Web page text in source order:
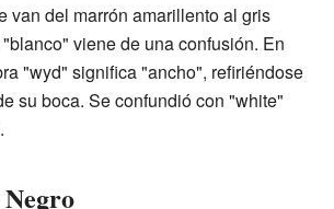
van del marrón amarillento al gris
viene de una confusión. En
"wyd" significa "ancho", refiriéndose
su boca. Se confundió con "white"